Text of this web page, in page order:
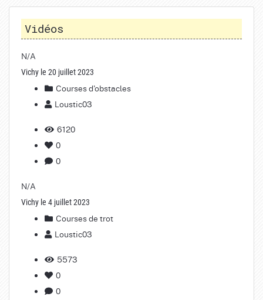
Vidéos
N/A
Vichy le 20 juillet 2023
Courses d'obstacles
Loustic03
6120
0
0
N/A
Vichy le 4 juillet 2023
Courses de trot
Loustic03
5573
0
0